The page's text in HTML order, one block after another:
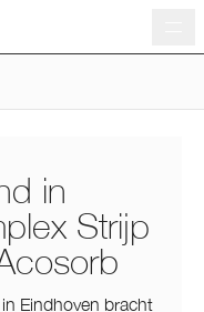
in
Strijp
Eindhoven bracht